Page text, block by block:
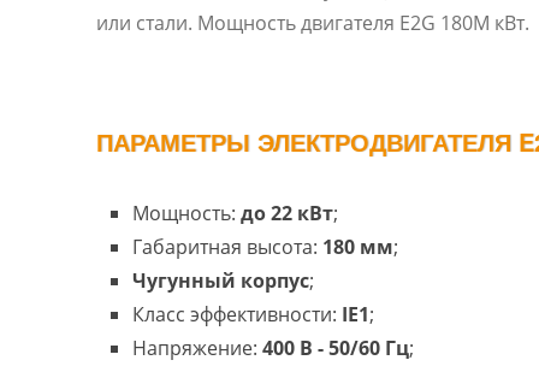
или стали. Мощность двигателя E2G 180M кВт.
ПАРАМЕТРЫ ЭЛЕКТРОДВИГАТЕЛЯ
Мощность: до 22 кВт;
Габаритная высота: 180 мм;
Чугунный корпус;
Класс эффективности: IE1;
Напряжение: 400 В - 50/60 Гц;